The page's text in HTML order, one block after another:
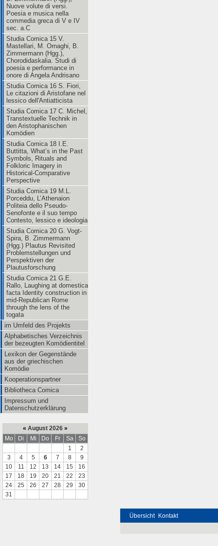
Nuove volute di versi.
Poesia e musica nella
commedia greca di V e IV
sec. a.C
Studia Comica 15 V.
Mastellari, M. Ornaghi, B.
Zimmermann (Hgg.),
Chorodidaskalia. Studi di
poesia e performance in
onore di Angela Andrisano
Studia Comica 16 S. Fiori,
Le citazioni di Aristofane nel
lessico dell'Antiatticista
Studia Comica 17 C. Michel,
Transtextuelle Technik in
den Aristophanischen
Komödien
Studia Comica 18 I.E.
Buttitta, What’s in the Past
Symbols, Rituals and
Folkloric Imagery in
Historical-Comparative
Perspective
Studia Comica 19 M.L.
Porceddu, L’Athenaion
Politeia dello Pseudo-
Senofonte e il suo tempo
Contesto, lessico e ideologia
Studia Comica 20 G. Vogt-
Spira, B. Zimmermann
(Hgg.) Plautus Revisited
Problemstellungen und
Perspektiven der
Plautusforschung
Studia Comica 21 G.E.
Rallo, Laughing at domestica
facta Identity construction in
mid-Republican Rome
through the lens of the
togata
im Umfeld des Projekts
Alphabetisches Verzeichnis
der bezeugten Komödientitel
Lexikon der Gegenstände
aus der griechischen
Komödie
Kooperationspartner
Bibliotheca Comica
Impressum und
Datenschutzerklärung
« August 2026 »
Mo
Di Mi Do Fr Sa
So
1
2
3
4 5 6 7 8
9
10
11 12 13 14 15
16
17
18 19 20 21 22
23
24
25 26 27 28 29
30
31
Übersicht Kontakt